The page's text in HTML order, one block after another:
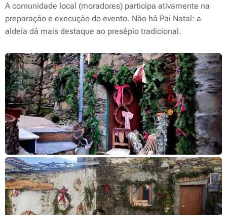
A comunidade local (moradores) participa ativamente na
preparação e execução do evento. Não há Pai Natal: a
aldeia dá mais destaque ao presépio tradicional.